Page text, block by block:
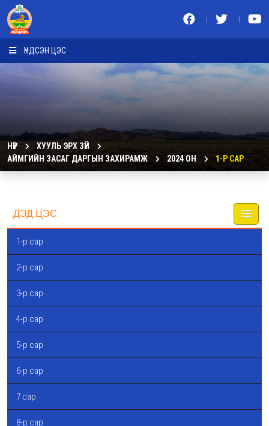
ҮНДСЭН ЦЭС
НҮҮР
ХУУЛЬ ЭРХ ЗҮЙ
АЙМГИЙН ЗАСАГ ДАРГЫН ЗАХИРАМЖ
2024 ОН 1-Р САР
ДЭД ЦЭС
1-р сар
2-р сар
3-р сар
4-р сар
5-р сар
6-р сар
7 сар
8-р сар